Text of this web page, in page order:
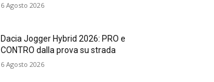
6 Agosto 2026
Dacia Jogger Hybrid 2026: PRO e
CONTRO dalla prova su strada
6 Agosto 2026